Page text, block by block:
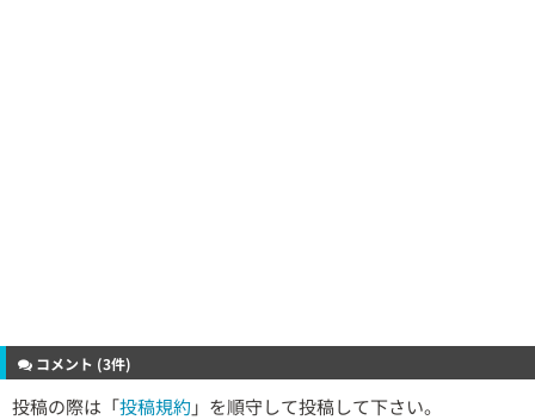
コメント (3件)
投稿の際は「投稿規約 」を順守して投稿して下さい。